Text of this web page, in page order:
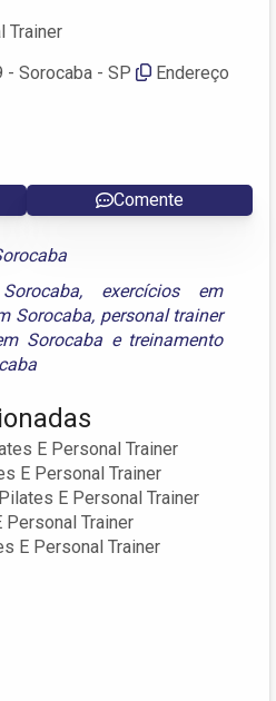
Trainer
- Sorocaba - SP
Endereço
Comente
, exercícios em
Sorocaba, personal trainer
Sorocabae treinamento
E Personal Trainer
E Personal Trainer
E Personal Trainer
Trainer
E Personal Trainer